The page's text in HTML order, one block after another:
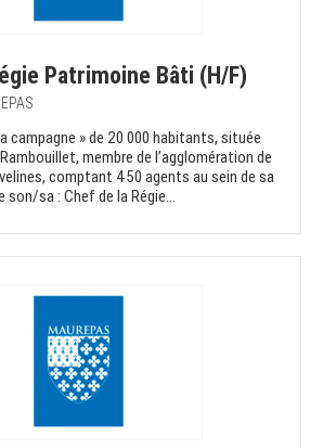
Patrimoine Bâti (H/F)
campagne » de 20 000 habitants, située
membre de l’agglomération de
comptant 450 agents au sein de sa
sa : Chef de la Régie...